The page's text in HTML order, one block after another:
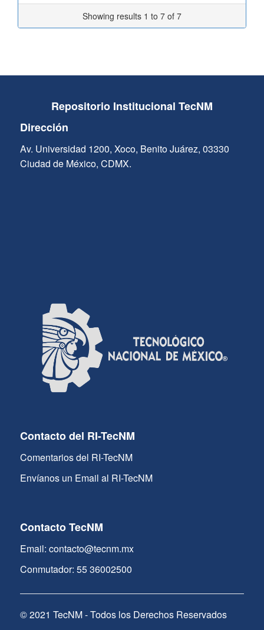
Showing results 1 to 7 of 7
Repositorio Institucional TecNM
Dirección
Av. Universidad 1200, Xoco, Benito Juárez, 03330
Ciudad de México, CDMX.
Contacto del RI-TecNM
Comentarios del RI-TecNM
Envíanos un Email al RI-TecNM
Contacto TecNM
Email: contacto@tecnm.mx
Conmutador: 55 36002500
© 2021 TecNM - Todos los Derechos Reservados